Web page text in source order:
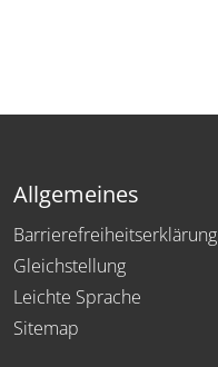
Allgemeines
Barrierefreiheitserklärung
Gleichstellung
Leichte Sprache
Sitemap